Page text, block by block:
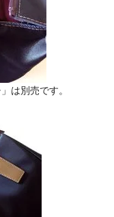
は別売です。